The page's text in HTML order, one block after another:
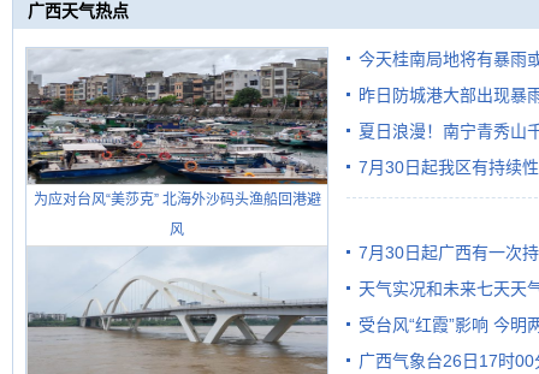
广西天气热点
为应对台风“美莎克” 北海外沙码头渔船回港避
风
今天桂南局地将有暴雨
需继续防范
昨日防城港大部出现暴
雨
夏日浪漫！南宁青秀山
7月30日起我区有持续
7月30日起广西有一次
天气实况和未来七天天
受台风“红霞”影响 今明
有较强降雨
广西气象台26日17时